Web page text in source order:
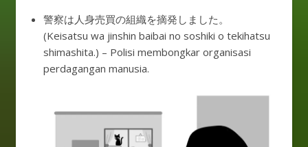
警察は人身売買の組織を摘発しました。
(Keisatsu wa jinshin baibai no soshiki o tekihatsu
shimashita.) – Polisi membongkar organisasi
perdagangan manusia.